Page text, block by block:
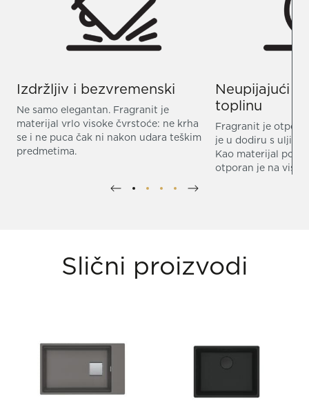
Izdržljiv i bezvremenski
Ne samo elegantan. Fragranit je
materijal vrlo visoke čvrstoće: ne krha
se i ne puca čak ni nakon udara teškim
predmetima.
Neupijajući i
toplinu
Fragranit je
je u dodiru s
Kao materijal
otporan je na
Slični proizvodi